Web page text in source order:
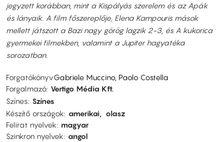
jegyzett korábban, mint a Kispályás szerelem és az Apák
és lányaik. A film főszereplője, Elena Kampouris mások
mellett játszott a Bazi nagy görög lagzik 2-3, és A kukorica
gyermekei filmekben, valamint a Jupiter hagyatéka
sorozatban.
ForgatókönyvGabriele Muccino, Paolo Costella
Forgalmazó Vertigo Média Kft.
Színes Színes
Készítő országok
amerikai
olasz
Felirat nyelvek
magyar
Szinkron nyelvek
angol